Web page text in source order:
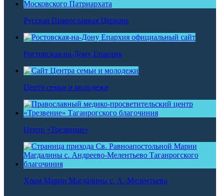
Русская Православная Церковь
Ростовская-на-Дону Епархия
Центр семьи и молодежи
Центр «Трезвение»
Храм Марии Магдалины с. А.-Мелентьево